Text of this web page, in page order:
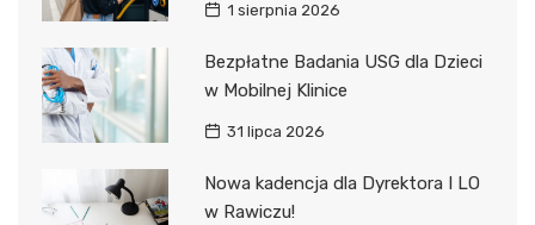
1 sierpnia 2026
Bezpłatne Badania USG dla Dzieci
w Mobilnej Klinice
31 lipca 2026
Nowa kadencja dla Dyrektora I LO
w Rawiczu!